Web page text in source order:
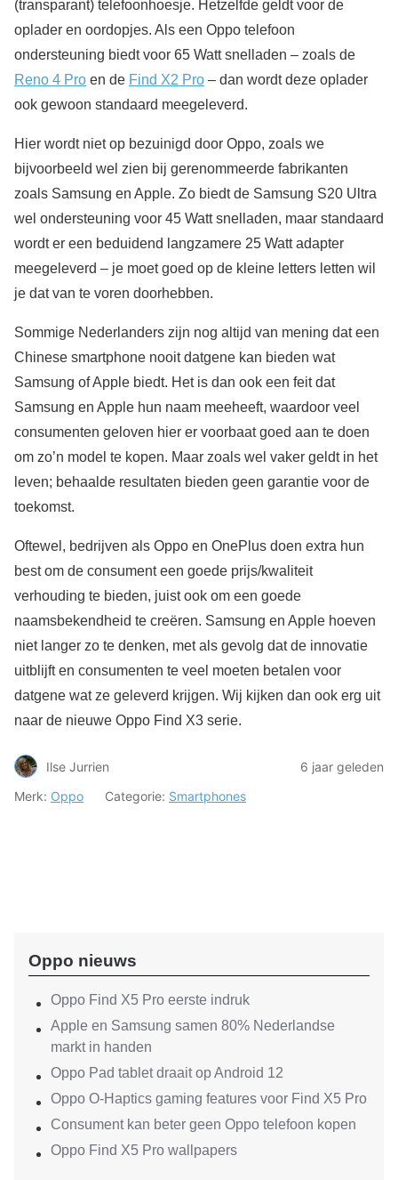
(transparant) telefoonhoesje. Hetzelfde geldt voor de
oplader en oordopjes. Als een Oppo telefoon
ondersteuning biedt voor 65 Watt snelladen – zoals de
Reno 4 Pro en de Find X2 Pro – dan wordt deze oplader
ook gewoon standaard meegeleverd.
Hier wordt niet op bezuinigd door Oppo, zoals we
bijvoorbeeld wel zien bij gerenommeerde fabrikanten
zoals Samsung en Apple. Zo biedt de Samsung S20 Ultra
wel ondersteuning voor 45 Watt snelladen, maar standaard
wordt er een beduidend langzamere 25 Watt adapter
meegeleverd – je moet goed op de kleine letters letten wil
je dat van te voren doorhebben.
Sommige Nederlanders zijn nog altijd van mening dat een
Chinese smartphone nooit datgene kan bieden wat
Samsung of Apple biedt. Het is dan ook een feit dat
Samsung en Apple hun naam meeheeft, waardoor veel
consumenten geloven hier er voorbaat goed aan te doen
om zo’n model te kopen. Maar zoals wel vaker geldt in het
leven; behaalde resultaten bieden geen garantie voor de
toekomst.
Oftewel, bedrijven als Oppo en OnePlus doen extra hun
best om de consument een goede prijs/kwaliteit
verhouding te bieden, juist ook om een goede
naamsbekendheid te creëren. Samsung en Apple hoeven
niet langer zo te denken, met als gevolg dat de innovatie
uitblijft en consumenten te veel moeten betalen voor
datgene wat ze geleverd krijgen. Wij kijken dan ook erg uit
naar de nieuwe Oppo Find X3 serie.
Ilse Jurrien
6 jaar geleden
Merk: Oppo Categorie: Smartphones
Oppo nieuws
Oppo Find X5 Pro eerste indruk
Apple en Samsung samen 80% Nederlandse
markt in handen
Oppo Pad tablet draait op Android 12
Oppo O-Haptics gaming features voor Find X5 Pro
Consument kan beter geen Oppo telefoon kopen
Oppo Find X5 Pro wallpapers